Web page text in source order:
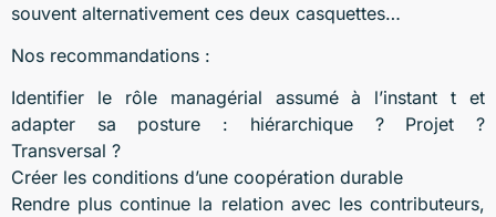
souvent alternativement ces deux casquettes…
Nos recommandations :
Identifier le rôle managérial assumé à l’instant t et
adapter sa posture : hiérarchique ? Projet ?
Transversal ?
Créer les conditions d’une coopération durable
Rendre plus continue la relation avec les contributeurs,